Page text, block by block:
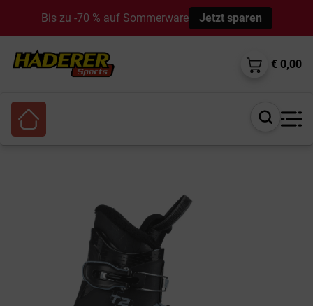
Bis zu -70 % auf Sommerware Jetzt sparen
€ 0,00
Suche